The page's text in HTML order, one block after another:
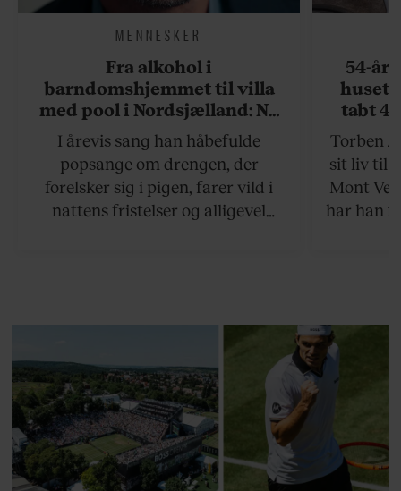
MENNESKER
Fra alkohol i
barndomshjemmet til villa
med pool i Nordsjælland: Nu
skal du høre sandheden om
Rasmus Seebach
I årevis sang han håbefulde
popsange om drengen, der
forelsker sig i pigen, farer vild i
nattens fristelser og alligevel
blevet voksen. Her indtager
fortællerens plads i et portræt om
arv, angst, familieliv, frygten for
at miste stemmen og den
livsglæde, han nægter at give slip
på.
54-
huset
tabt
Torben
sit liv til
Mont
har han